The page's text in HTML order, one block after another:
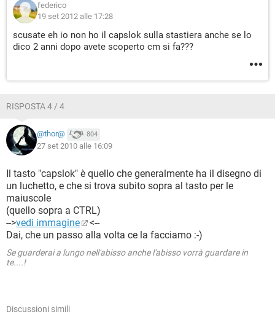
federico
19 set 2012 alle 17:28
scusate eh io non ho il capslok sulla stastiera anche se lo
dico 2 anni dopo avete scoperto cm si fa???
RISPOSTA 4 / 4
@thor@ 804
27 set 2010 alle 16:09
Il tasto "capslok" è quello che generalmente ha il disegno di
un luchetto, e che si trova subito sopra al tasto per le
maiuscole
(quello sopra a CTRL)
-->vedi immagine
<--
Dai, che un passo alla volta ce la facciamo :-)
Se guarderai a lungo nell'abisso anche l'abisso vorrà guardare in
te....!
Discussioni simili